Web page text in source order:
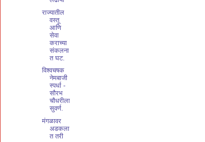
राज्यातील
वस्तू
आणि
सेवा
कराच्या
संकलना
त घट.
विश्वचषक
नेमबाजी
स्पर्धा -
सौरभ
चौधरीला
सुवर्ण.
मंगळावर
अडकला
त तरी